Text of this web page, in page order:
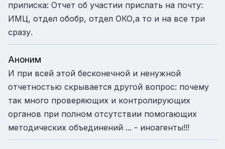
приписка: Отчет об участии прислать на почту:
ИМЦ, отдел обобр, отдел ОКО,а то и на все три
сразу.
Аноним
И при всей этой бесконечной и ненужной
отчетностью скрывается другой вопрос: почему
так много проверяющих и контролирующих
органов при полном отсутствии помогающих
методических объединений ... - иноагенты!!!